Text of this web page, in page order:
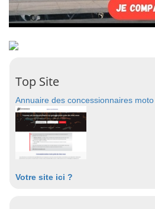
Top Site
Annuaire des concessionnaires moto
Votre site ici ?